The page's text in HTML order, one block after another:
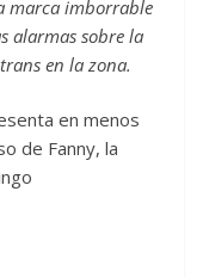
marca imborrable
alarmas sobre la
en la zona.
en menos
de Fanny, la